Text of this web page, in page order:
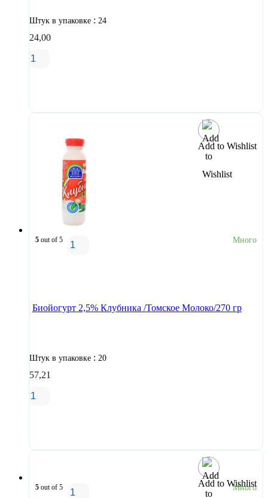
Штук в упаковке : 24
24,00
Add to Wishlist
5 out of 5 Много
Биойогурт 2,5% Клубника /Томское Молоко/270 гр
Штук в упаковке : 20
57,21
Add to Wishlist
5 out of 5 Много